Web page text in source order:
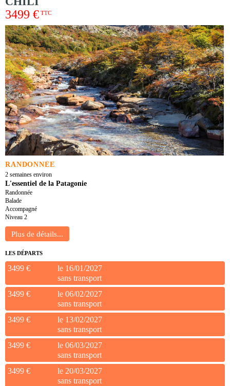
3499 € TTC
RANDONNÉE
2 semaines environ
L'essentiel de la Patagonie
Randonnée
Balade
Accompagné
Niveau 2
LES DÉPARTS
3499 €
le 16/01/2027
sans transport
3499 €
le 06/02/2027
sans transport
3499 €
le 13/02/2027
sans transport
3499 €
le 06/03/2027
sans transport
3499 €
le 20/03/2027
sans transport